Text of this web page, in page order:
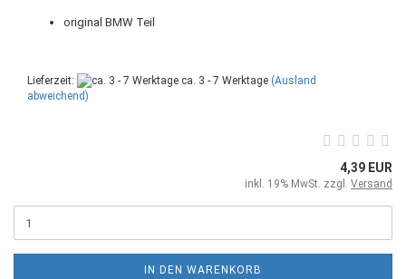
original BMW Teil
Lieferzeit: ca. 3 - 7 Werktage (Ausland
abweichend)
4,39 EUR
inkl. 19% MwSt. zzgl. Versand
IN DEN WARENKORB